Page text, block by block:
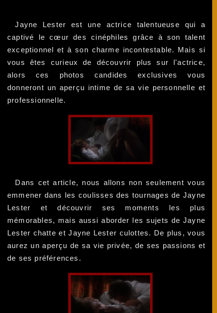
Jayne Lester est une actrice talentueuse qui a
captivé le cœur des cinéphiles grâce à son talent
exceptionnel et à son charme incontestable. Mais si
vous êtes curieux de découvrir plus sur l'actrice,
alors ces photos candides exclusives vous
donneront un aperçu intime de sa vie personnelle et
professionnelle.
Dans cet article, nous allons non seulement vous
emmener dans les coulisses des tournages de Jayne
Lester et découvrir ses moments les plus
mémorables, mais aussi aborder les sujets de Jayne
Lester chatte et Jayne Lester culottes. De plus, vous
aurez un aperçu de sa vie privée, de ses passions et
de ses préférences.